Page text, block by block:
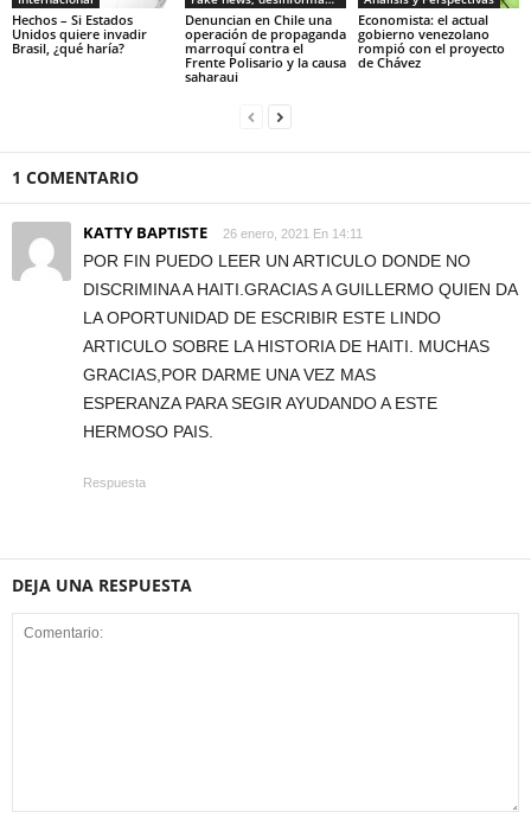
Hechos – Si Estados
Unidos quiere invadir
Brasil, ¿qué haría?
Denuncian en Chile una
operación de propaganda
marroquí contra el
Frente Polisario y la causa
saharaui
Economista: el actual
gobierno venezolano
rompió con el proyecto
de Chávez
1 COMENTARIO
KATTY BAPTISTE 26 enero, 2021 En 14:11
POR FIN PUEDO LEER UN ARTICULO DONDE NO
DISCRIMINA A HAITI.GRACIAS A GUILLERMO QUIEN DA
LA OPORTUNIDAD DE ESCRIBIR ESTE LINDO
ARTICULO SOBRE LA HISTORIA DE HAITI. MUCHAS
GRACIAS,POR DARME UNA VEZ MAS
ESPERANZA PARA SEGIR AYUDANDO A ESTE
HERMOSO PAIS.
Respuesta
DEJA UNA RESPUESTA